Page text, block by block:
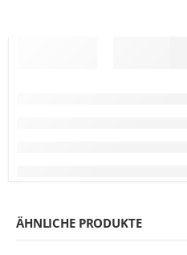
ÄHNLICHE PRODUKTE